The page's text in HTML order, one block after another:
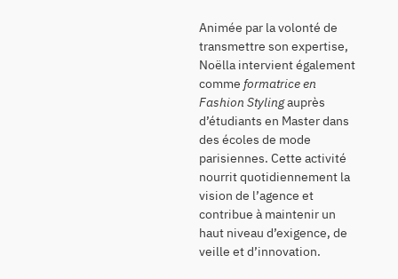
Animée par la volonté de
transmettre son expertise,
Noëlla intervient également
comme formatrice en
Fashion Stylingauprès
d’étudiants en Master dans
des écoles de mode
parisiennes. Cette activité
nourrit quotidiennement la
vision de l’agence et
contribue à maintenir un
haut niveau d’exigence, de
veille et d’innovation.